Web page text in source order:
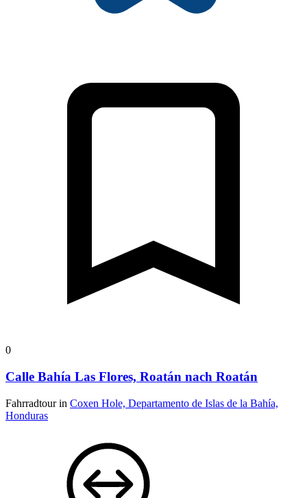
0
Calle Bahía Las Flores, Roatán nach Roatán
Fahrradtour in Coxen Hole, Departamento de Islas de la Bahía,
Honduras